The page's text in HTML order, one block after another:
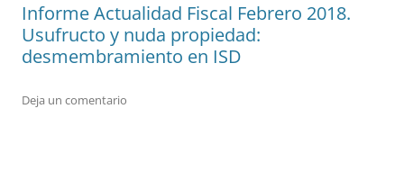
Informe Actualidad Fiscal Febrero 2018.
Usufructo y nuda propiedad:
desmembramiento en ISD
Deja un comentario